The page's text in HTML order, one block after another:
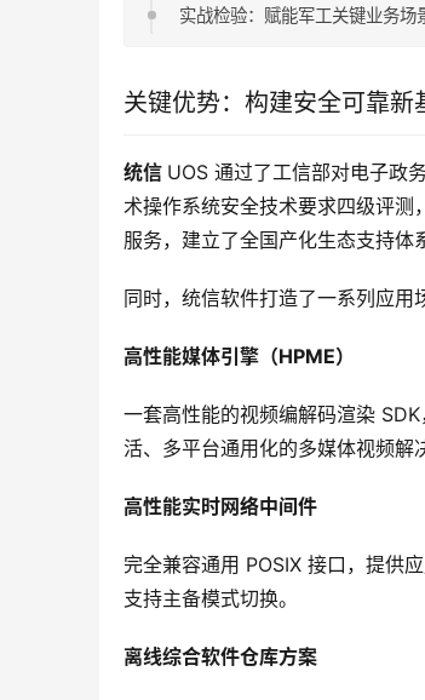
实战检验：赋能军工关键业务场
关键优势：构建安全可靠新
统信 UOS 通过了工信部对电子政
术操作系统安全技术要求四级评测
服务，建立了全国产化生态支持体
同时，统信软件打造了一系列应用
高性能媒体引擎（HPME）
一套高性能的视频编解码渲染
活、多平台通用化的多媒体视频解
高性能实时网络中间件
完全兼容通用 POSIX 接口，提供
支持主备模式切换。
离线综合软件仓库方案